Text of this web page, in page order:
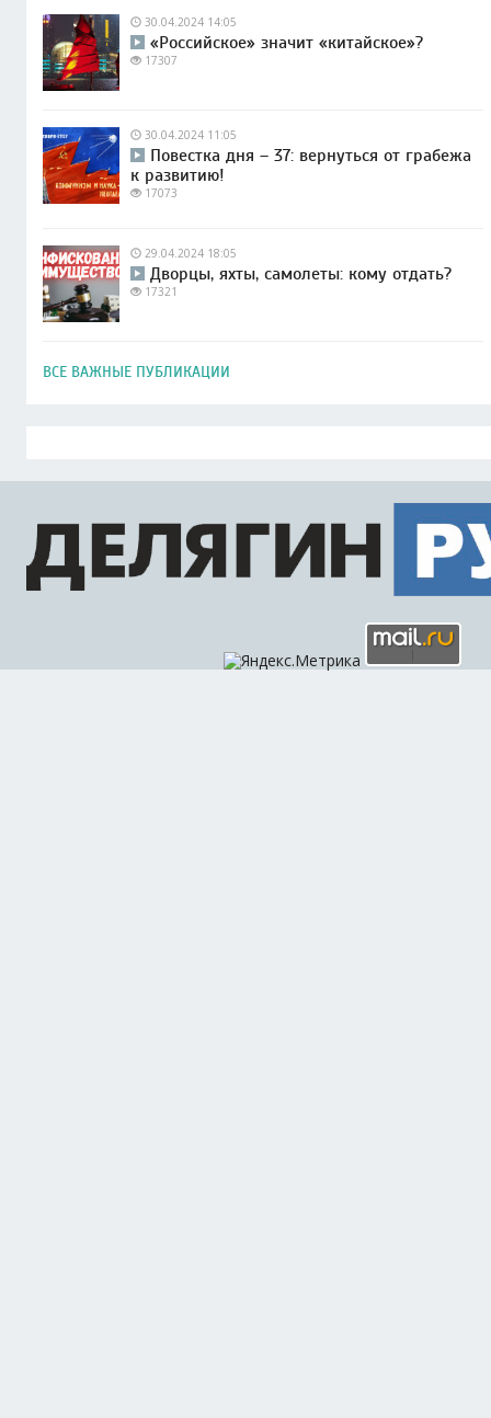
30.04.2024 14:05
«Российское» значит «китайское»?
17307
30.04.2024 11:05
Повестка дня – 37: вернуться от грабежа
к развитию!
17073
29.04.2024 18:05
Дворцы, яхты, самолеты: кому отдать?
17321
ВСЕ ВАЖНЫЕ ПУБЛИКАЦИИ